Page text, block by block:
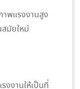
พแรงงานสูง
มัยใหม่
งงานให้เป็นที่